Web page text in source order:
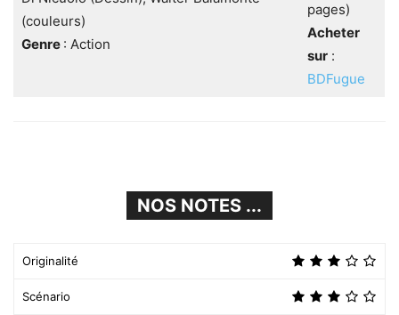
(couleurs)
Genre : Action
pages)
Acheter
sur:
BDFugue
NOS NOTES ...
Originalité
Scénario